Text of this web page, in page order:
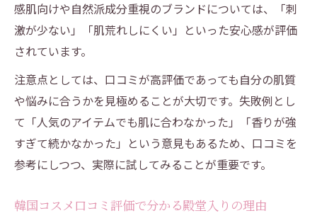
法
韓国コスメ殿堂入りブランドの選び方ガイ
ド
韓国コスメ高級ブランドも視野に入れた選
択術
現地でしか買えない韓国コスメの魅力に迫る
韓国コスメ現地限定アイテムの注目ポイン
ト
現地でしか買えない韓国コスメの特別感と
感肌向けや自然派成分重視のブランドについては、「刺
激が少ない」「肌荒れしにくい」といった安心感が評価
されています。
注意点としては、口コミが高評価であっても自分の肌質
や悩みに合うかを見極めることが大切です。失敗例とし
て「人気のアイテムでも肌に合わなかった」「香りが強
すぎて続かなかった」という意見もあるため、口コミを
参考にしつつ、実際に試してみることが重要です。
韓国コスメ口コミ評価で分かる殿堂入りの理由